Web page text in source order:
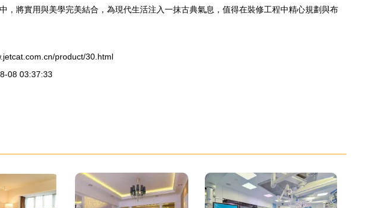
將實用與美學完美結合，為現代生活注入一抹古典氣息，值得在裝修工程中精心規劃與布
product/30.html
08 03:37:33